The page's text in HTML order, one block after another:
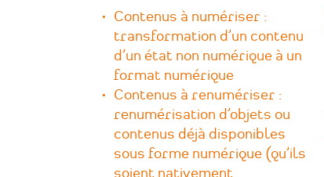
Contenus à numériser :
transformation d’un contenu
d’un état non numérique à un
format numérique
Contenus à renumériser :
renumérisation d’objets ou
contenus déjà disponibles
sous forme numérique (qu’ils